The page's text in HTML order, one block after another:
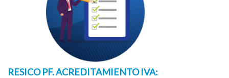
RESICO PF. ACREDITAMIENTO IVA: